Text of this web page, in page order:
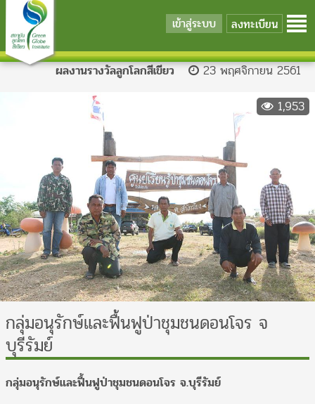
เข้าสู่ระบบ ลงทะเบียน
ผลงานรางวัลลูกโลกสีเขียว
23 พฤศจิกายน 2561
1,953
กลุ่มอนุรักษ์และฟื้นฟูป่าชุมชนดอนโจร จ
บุรีรัมย์
กลุ่มอนุรักษ์และฟื้นฟูป่าชุมชนดอนโจร จ.บุรีรัมย์